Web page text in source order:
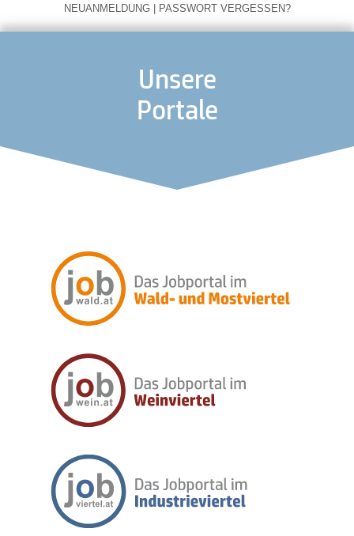
NEUANMELDUNG | PASSWORT VERGESSEN?
Unsere
Portale